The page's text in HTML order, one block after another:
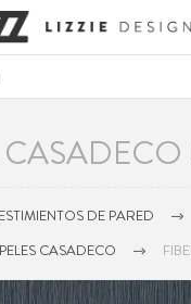
CASADECO
DE PARED
CASADECO